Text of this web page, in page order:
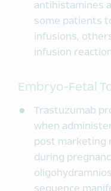
antihistamines
some patients
infusions,
infusion
Embryo-Fetal
Trastuzumab
when
post marketing
during
sequence